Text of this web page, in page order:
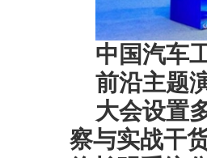
中国汽车
前沿主题
大会设置
察与实战干